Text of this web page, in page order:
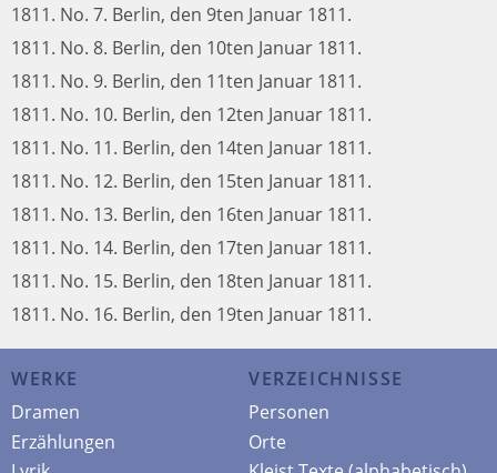
1811. No. 7. Berlin, den 9ten Januar 1811.
1811. No. 8. Berlin, den 10ten Januar 1811.
1811. No. 9. Berlin, den 11ten Januar 1811.
1811. No. 10. Berlin, den 12ten Januar 1811.
1811. No. 11. Berlin, den 14ten Januar 1811.
1811. No. 12. Berlin, den 15ten Januar 1811.
1811. No. 13. Berlin, den 16ten Januar 1811.
1811. No. 14. Berlin, den 17ten Januar 1811.
1811. No. 15. Berlin, den 18ten Januar 1811.
1811. No. 16. Berlin, den 19ten Januar 1811.
WERKE
Dramen
Erzählungen
VERZEICHNISSE
Personen
Orte